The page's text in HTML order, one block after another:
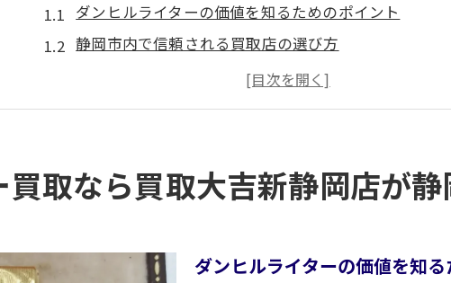
ダンヒルライターの価値を知るためのポイント
静岡市内で信頼される買取店の選び方
買取大吉新静岡店での買取プロセス
他店と比べて買取大吉新静岡店が優れている理由
専門知識がもたらす高価買取の秘訣
無料査定で安心！静岡市のダンヒルライター買取の新常識
初めての方でも安心な買取プロセス
取なら買取大吉新静岡店が
ダンヒルライターの価値を知